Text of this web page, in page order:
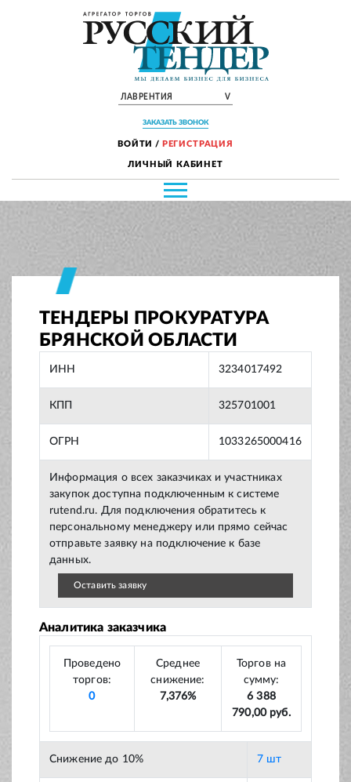
ЛАВРЕНТИЯ V
ЗАКАЗАТЬ ЗВОНОК
ВОЙТИ / РЕГИСТРАЦИЯ
ЛИЧНЫЙ КАБИНЕТ
ТЕНДЕРЫ ПРОКУРАТУРА
БРЯНСКОЙ ОБЛАСТИ
ИНН 3234017492
КПП 325701001
ОГРН 1033265000416
Информация о всех заказчиках и участниках
закупок доступна подключенным к системе
rutend.ru. Для подключения обратитесь к
персональному менеджеру или прямо сейчас
отправьте заявку на подключение к базе
данных.
Оставить заявку
Аналитика заказчика
Проведено
торгов:
0
Среднее
снижение:
7,376%
Торгов на
сумму:
6 388
790,00 руб.
Снижение до 10% 7 шт